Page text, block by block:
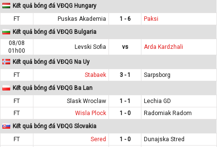
Kết quả bóng đá VĐQG Hungary
FT
Puskas Akademia 1 - 6
Paksi
Kết quả bóng đá VĐQG Bulgaria
08/08
01h00
Levski Sofia vs Arda Kardzhali
Kết quả bóng đá VĐQG Na Uy
FT
Stabaek 3 - 1
Sarpsborg
Kết quả bóng đá VĐQG Ba Lan
FT
Slask Wroclaw 1 - 1
Lechia GD
FT
Wisla Plock 1 - 0
Radomiak Radom
Kết quả bóng đá VĐQG Slovakia
FT
Sered 1 - 0
Dunajska Stred